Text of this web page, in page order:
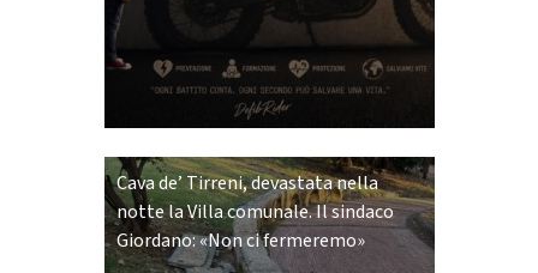
Cava de’ Tirreni, devastata nella
notte la Villa comunale. Il sindaco
Giordano: «Non ci fermeremo»